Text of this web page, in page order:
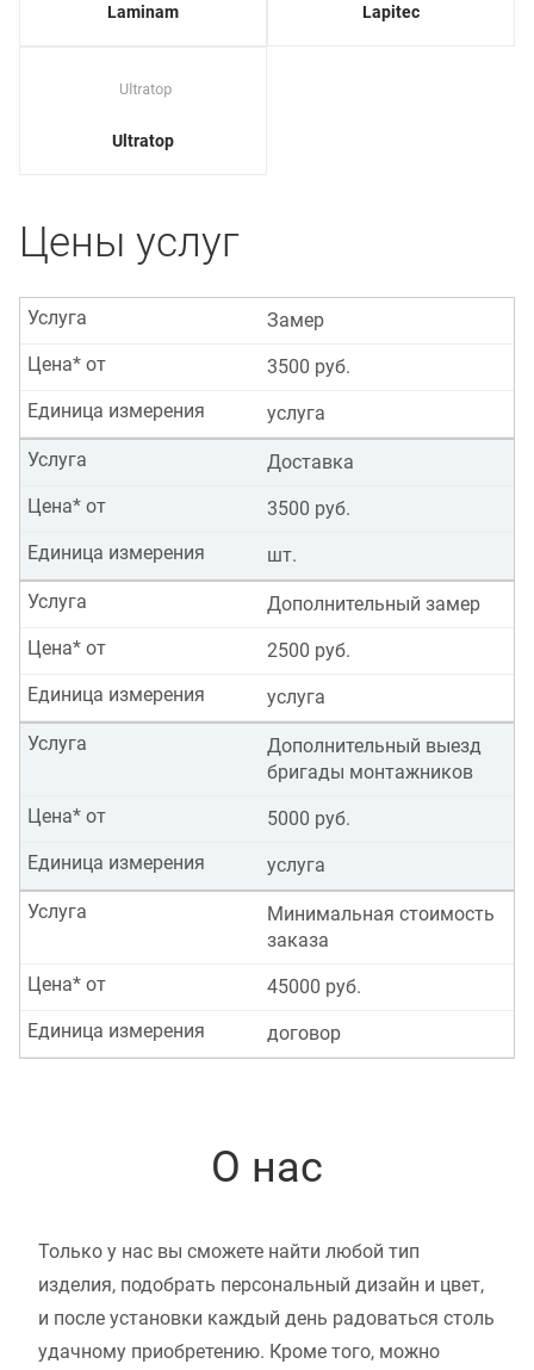
Laminam Lapitec
Ultratop
Цены услуг
Замер
Услуга
3500 руб.
Цена* от
услуга
Единица измерения
Доставка
Услуга
3500 руб.
Цена* от
шт.
Единица измерения
Дополнительный замер
Услуга
2500 руб.
Цена* от
услуга
Единица измерения
Дополнительный выезд
бригады монтажников
Услуга
5000 руб.
Цена* от
услуга
Единица измерения
Минимальная стоимость
заказа
Услуга
45000 руб.
Цена* от
договор
Единица измерения
О нас
Только у нас вы сможете найти любой тип
изделия, подобрать персональный дизайн и цвет,
и после установки каждый день радоваться столь
удачному приобретению. Кроме того, можно